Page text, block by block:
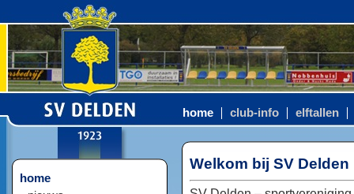
home club-info elftallen
home
Welkom bij SV Delden